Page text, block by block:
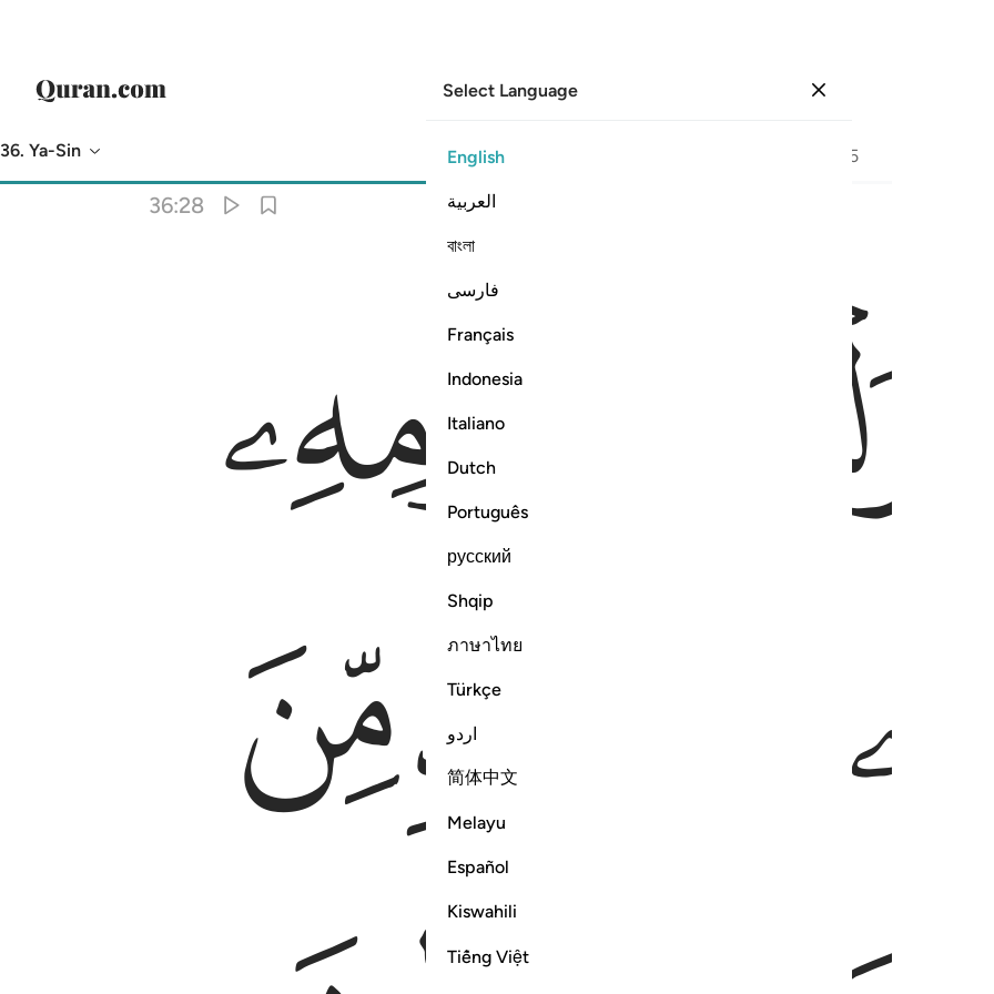
Select Language
English
العربية
বাংলা
فارسی
Français
Indonesia
Italiano
Dutch
Português
русский
Shqip
ภาษาไทย
Türkçe
اردو
简体中文
Melayu
Español
Kiswahili
Tiếng Việt
36. Ya-Sin 45
36:28
وَمَا كُنَّا مُنزِلِينَ ٢٨
ﱅ
ﱉﱊ